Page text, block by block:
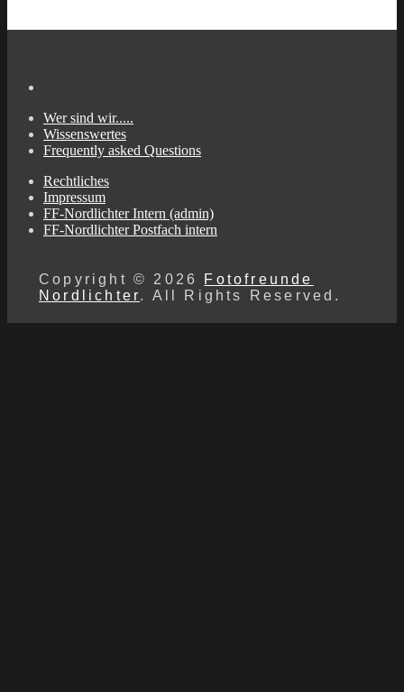
Wer sind wir.....
Wissenswertes
Frequently asked Questions
Rechtliches
Impressum
FF-Nordlichter Intern (admin)
FF-Nordlichter Postfach intern
Copyright © 2026 Fotofreunde
Nordlichter. All Rights Reserved.